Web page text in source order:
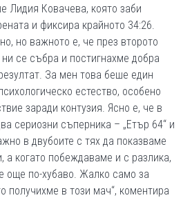
Лидия Ковачева, която заби
и фиксира крайното 34:26.
но важното е, че през второто
се събра и постигнахме добра
За мен това беше един
естество, особено
заради контузия. Ясно е, че в
сериозни съперника – „Етър 64“ и
в двубоите с тях да показваме
а когато побеждаваме и с разлика,
още по-­хубаво. Жалко само за
получихме в този мач“, коментира